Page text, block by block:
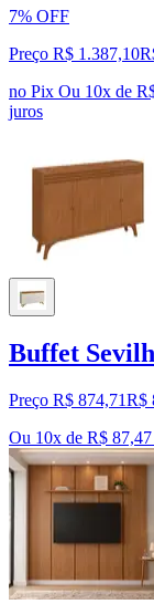
7% OFF
Preço R$ 1.387,10
no Pix Ou 10x de
juros
Buffet
Preço R$ 874,71R$
Ou 10x de R$